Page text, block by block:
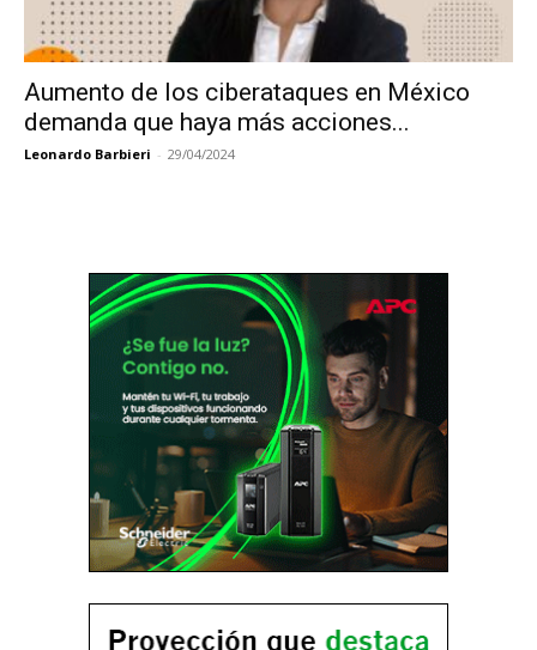
Aumento de los ciberataques en México
demanda que haya más acciones...
Leonardo Barbieri - 29/04/2024